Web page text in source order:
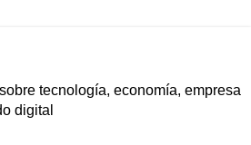
tecnología, economía, empresa
digital